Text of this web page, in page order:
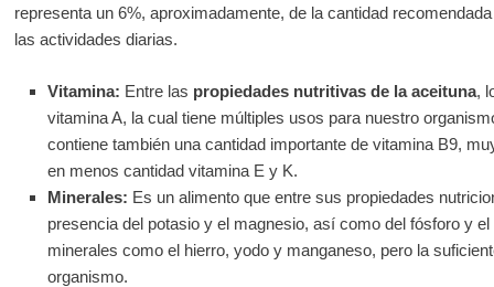
representa un 6%, aproximadamente, de la cantidad
las actividades diarias.
Vitamina: Entre las propiedades nutritivas de la aceituna,
vitamina A, la cual tiene múltiples usos para nuestro
contiene también una cantidad importante de vitamina B9,
en menos cantidad vitamina E y K.
Minerales: Es un alimento que entre sus propiedades
presencia del potasio y el magnesio, así como del fósforo y
minerales como el hierro, yodo y manganeso, pero la
organismo.